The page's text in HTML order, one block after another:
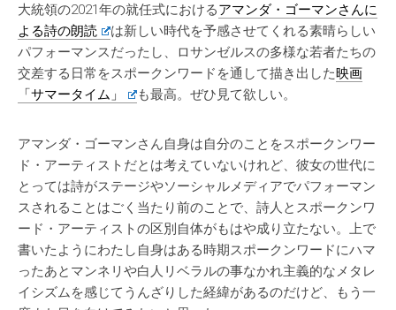
大統領の2021年の就任式におけるアマンダ・ゴーマンさんに
よる詩の朗読
は新しい時代を予感させてくれる素晴らしい
パフォーマンスだったし、ロサンゼルスの多様な若者たちの
交差する日常をスポークンワードを通して描き出した映画
「サマータイム」
も最高。ぜひ見て欲しい。
アマンダ・ゴーマンさん自身は自分のことをスポークンワー
ド・アーティストだとは考えていないけれど、彼女の世代に
とっては詩がステージやソーシャルメディアでパフォーマン
スされることはごく当たり前のことで、詩人とスポークンワ
ード・アーティストの区別自体がもはや成り立たない。上で
書いたようにわたし自身はある時期スポークンワードにハマ
ったあとマンネリや白人リベラルの事なかれ主義的なメタレ
イシズムを感じてうんざりした経緯があるのだけど、もう一